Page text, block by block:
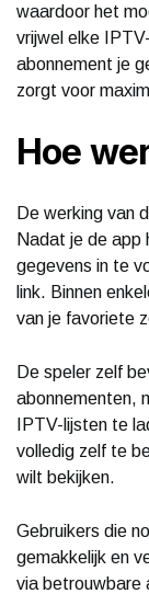
waardoor het
vrijwel elke
abonnement je
zorgt voor
Hoe
De werking van
Nadat je de app
gegevens in te
link. Binnen
van je favoriete
De speler zelf
abonnementen,
IPTV-lijsten te
volledig zelf te
wilt bekijken.
Gebruikers die
gemakkelijk en
via betrouwbare